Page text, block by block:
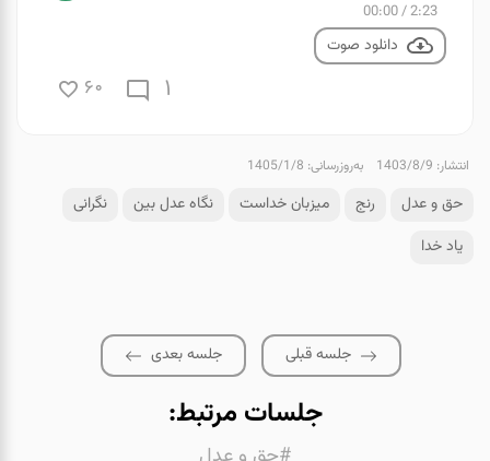
2:23
/
00:00
دانلود صوت
1
60
انتشار: 1403/8/9 به‌روزرسانی: 1405/1/8
حق و عدل رنج میزبان خداست نگاه عدل بین
نگرانی
یاد خدا
جلسه قبلی جلسه بعدی
جلسات مرتبط: